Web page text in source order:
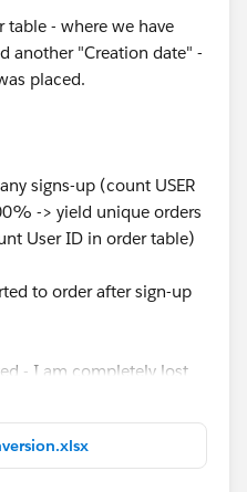
table - where we have
another "Creation date" -
placed.
signs-up (count USER
-> yield unique orders
User ID in order table)
to order after sign-up
- I am completely lost
an excels showing